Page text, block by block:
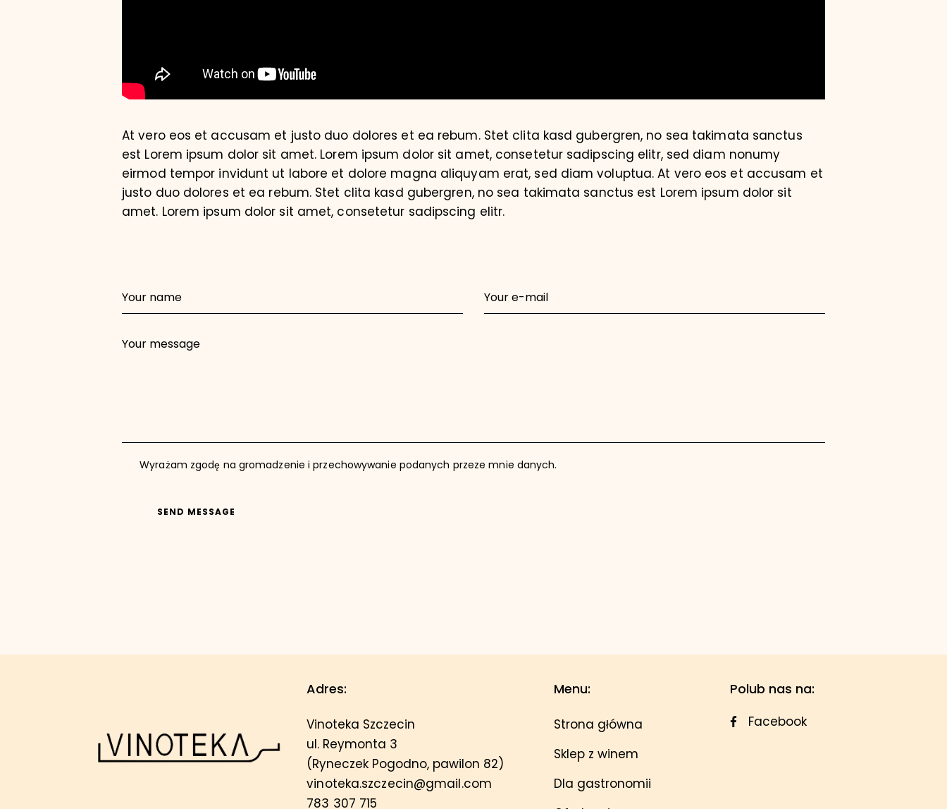
At vero eos et accusam et justo duo dolores et ea rebum. Stet clita kasd gubergren, no sea takimata sanctus
est Lorem ipsum dolor sit amet. Lorem ipsum dolor sit amet, consetetur sadipscing elitr, sed diam nonumy
eirmod tempor invidunt ut labore et dolore magna aliquyam erat, sed diam voluptua. At vero eos et accusam et
justo duo dolores et ea rebum. Stet clita kasd gubergren, no sea takimata sanctus est Lorem ipsum dolor sit
amet. Lorem ipsum dolor sit amet, consetetur sadipscing elitr.
Wyrażam zgodę na gromadzenie i przechowywanie podanych przeze mnie danych.
SEND MESSAGE
Adres:
Vinoteka Szczecin
ul. Reymonta 3
(Ryneczek Pogodno, pawilon 82)
vinoteka.szczecin@gmail.com
783 307 715
Menu:
Strona główna
Sklep z winem
Dla gastronomii
Polub nas na:
Facebook